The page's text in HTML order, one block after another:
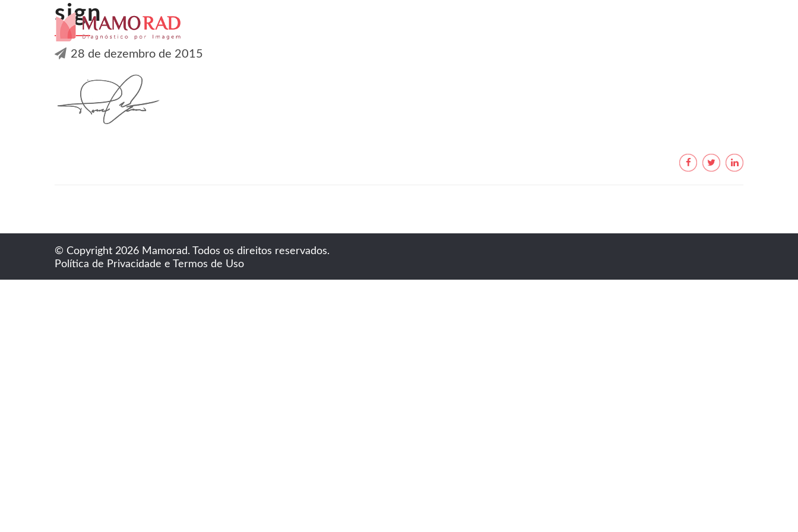
sign
28 de dezembro de 2015
© Copyright 2026 Mamorad. Todos os direitos reservados.
Política de Privacidade e Termos de Uso